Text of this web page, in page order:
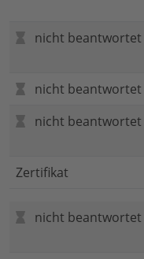
nicht beantwortet
nicht beantwortet
nicht beantwortet
Zertifikat
nicht beantwortet